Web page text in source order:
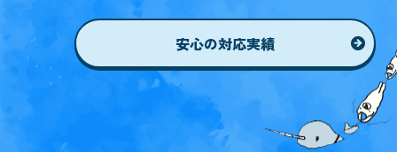
安心の対応実績